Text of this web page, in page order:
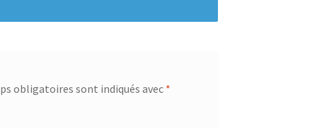
obligatoires sont indiqués avec *